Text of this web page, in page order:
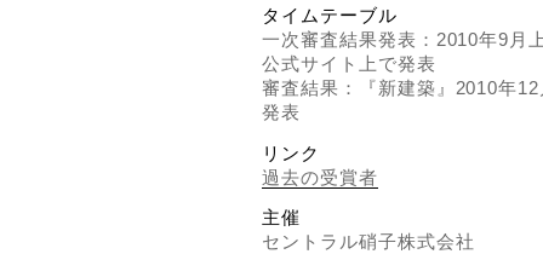
タイムテーブル
一次審査結果発表：2010年9月
公式サイト上で発表
審査結果：『新建築』2010年
発表
リンク
過去の受賞者
主催
セントラル硝子株式会社